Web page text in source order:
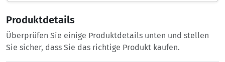
Produktdetails
Überprüfen Sie einige Produktdetails unten und stellen
Sie sicher, dass Sie das richtige Produkt kaufen.